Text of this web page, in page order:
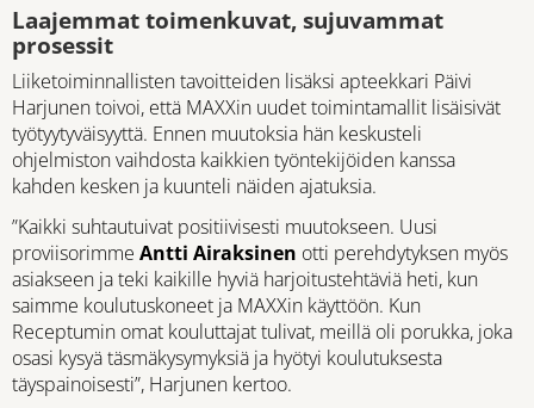
Laajemmat toimenkuvat, sujuvammat
prosessit
Liiketoiminnallisten tavoitteiden lisäksi apteekkari Päivi
Harjunen toivoi, että MAXXin uudet toimintamallit lisäisivät
työtyytyväisyyttä. Ennen muutoksia hän keskusteli
ohjelmiston vaihdosta kaikkien työntekijöiden kanssa
kahden kesken ja kuunteli näiden ajatuksia.
”Kaikki suhtautuivat positiivisesti muutokseen. Uusi
proviisorimme Antti Airaksinen otti perehdytyksen myös
asiakseen ja teki kaikille hyviä harjoitustehtäviä heti, kun
saimme koulutuskoneet ja MAXXin käyttöön. Kun
Receptumin omat kouluttajat tulivat, meillä oli porukka, joka
osasi kysyä täsmäkysymyksiä ja hyötyi koulutuksesta
täyspainoisesti”, Harjunen kertoo.